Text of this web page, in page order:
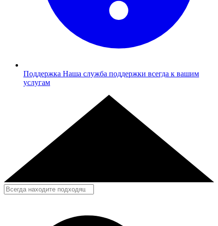
Поддержка Наша служба поддержки всегда к вашим
услугам